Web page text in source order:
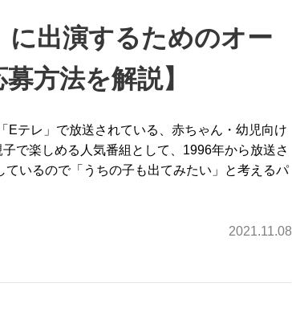
出演するためのオー
方法を解説】
テレ」で放送されている、赤ちゃん・幼児向け
で楽しめる人気番組として、1996年から放送さ
いるので「うちの子も出てみたい」と考えるパ
2021.11.08